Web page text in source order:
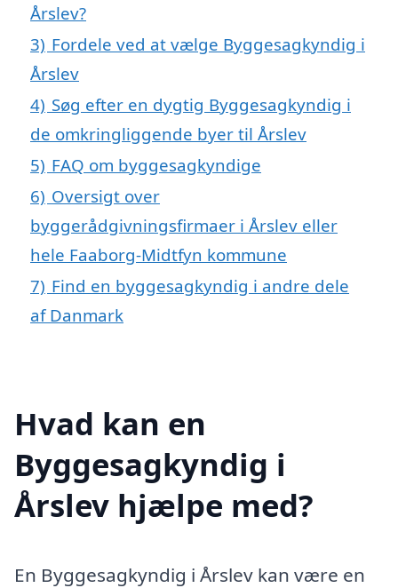
Årslev?
3) Fordele ved at vælge Byggesagkyndig i
Årslev
4) Søg efter en dygtig Byggesagkyndig i
de omkringliggende byer til Årslev
5) FAQ om byggesagkyndige
6) Oversigt over
byggerådgivningsfirmaer i Årslev eller
hele Faaborg-Midtfyn kommune
7) Find en byggesagkyndig i andre dele
af Danmark
Hvad kan en
Byggesagkyndig i
Årslev hjælpe med?
En Byggesagkyndig i Årslev kan være en